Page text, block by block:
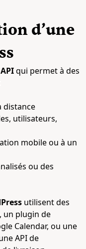
d’une
qui permet à des
distance
utilisateurs,
mobile ou à un
ou des
utilisent des
un plugin de
Calendar, ou une
API de